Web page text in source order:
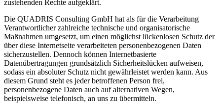
zustehenden Rechte aufgeklärt.
Die QUADRIS Consulting GmbH hat als für die Verarbeitung
Verantwortlicher zahlreiche technische und organisatorische
Maßnahmen umgesetzt, um einen möglichst lückenlosen Schutz der
über diese Internetseite verarbeiteten personenbezogenen Daten
sicherzustellen. Dennoch können Internetbasierte
Datenübertragungen grundsätzlich Sicherheitslücken aufweisen,
sodass ein absoluter Schutz nicht gewährleistet werden kann. Aus
diesem Grund steht es jeder betroffenen Person frei,
personenbezogene Daten auch auf alternativen Wegen,
beispielsweise telefonisch, an uns zu übermitteln.